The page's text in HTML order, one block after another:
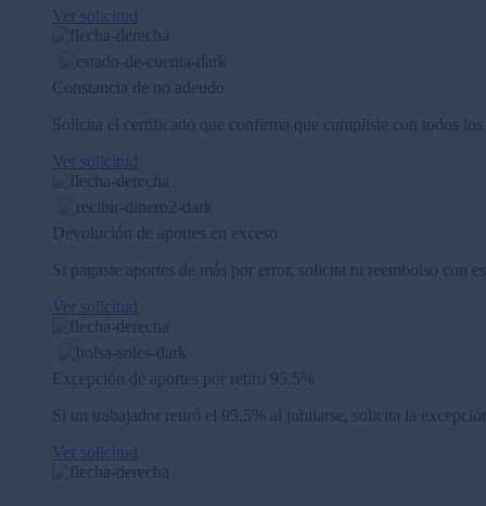
Ver solicitud
Constancia de no adeudo
Solicita el certificado que confirma que cumpliste con todos los
Ver solicitud
Devolución de aportes en exceso
Si pagaste aportes de más por error, solicita tu reembolso con
Ver solicitud
Excepción de aportes por retiro 95.5%
Si un trabajador retiró el 95.5% al jubilarse, solicita la
Ver solicitud